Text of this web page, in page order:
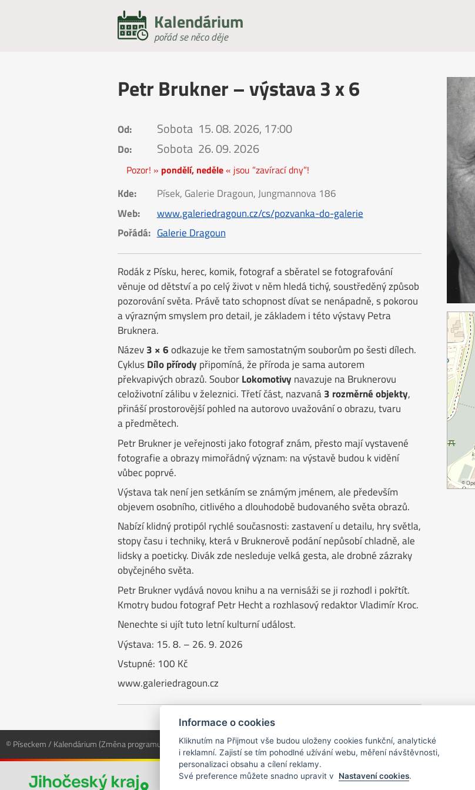
Kalendárium
pořád se něco děje
Petr Brukner – výstava 3 x 6
Od: Sobota 15. 08. 2026, 17:00
Do: Sobota 26. 09. 2026
Pozor! » pondělí, neděle« jsou ”zavírací dny”!
Kde:
Písek, Galerie Dragoun, Jungmannova 186
Web:
www.galeriedragoun.cz/cs/pozvanka-do-galerie
Pořádá: Galerie Dragoun
Rodák z Písku, herec, komik, fotograf a sběratel se fotografování
věnuje od dětství a po celý život v něm hledá tichý, soustředěný způsob
pozorování světa. Právě tato schopnost dívat se nenápadně, s pokorou
a výrazným smyslem pro detail, je základem i této výstavy Petra
Bruknera.
Název3 × 6odkazuje ke třem samostatným souborům po šesti dílech.
CyklusDílo přírody připomíná, že příroda je sama autorem
překvapivých obrazů. SouborLokomotivy navazuje na Bruknerovu
celoživotní zálibu v železnici. Třetí část, nazvaná3 rozměrné objekty,
přináší prostorovější pohled na autorovo uvažování o obrazu, tvaru
a předmětech.
Petr Brukner je veřejnosti jako fotograf znám, přesto mají vystavené
fotografie a obrazy mimořádný význam: na výstavě budou k vidění
vůbec poprvé.
Výstava tak není jen setkáním se známým jménem, ale především
objevem osobního, citlivého a dlouhodobě budovaného světa obrazů.
Nabízí klidný protipól rychlé současnosti: zastavení u detailu, hry světla,
stopy času i techniky, která v Bruknerově podání nepůsobí chladně, ale
lidsky a poeticky. Divák zde nesleduje velká gesta, ale drobné zázraky
obyčejného světa.
Petr Brukner vydává novou knihu a na vernisáži se ji rozhodl i pokřtít.
Kmotry budou fotograf Petr Hecht a rozhlasový redaktor Vladimír Kroc.
Nenechte si ujít tuto letní kulturní událost.
Výstava: 15. 8. – 26. 9. 2026
Vstupné: 100 Kč
www.galeriedragoun.cz
©
© Píseckem / Kalendárium (Změna programu vyhrazena!) (Cookies)
Projekt byl podpořen z grantového programu Jihočeského kraje.
Informace o cookies
Kliknutím na Přijmout vše budou uloženy cookies funkční, analytické
i reklamní. Zajistí se tím pohodlné užívání webu, měření návštěvnosti,
personalizaci obsahu a cílení reklamy.
Své preference můžete snadno upravit v Nastavení cookies.